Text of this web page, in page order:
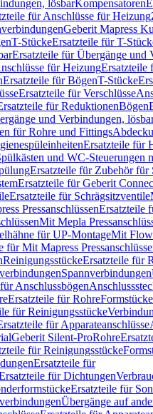
lösbarKompensatoren
für Anschlüsse für Heizung
Geberit Mapress
T-StückeErsatzteile für T-
Ersatzteile für Übergänge und
für HeizungErsatzteile
Ersatzteile für BögenT-Stücke
Ersatzteile für Verschlüsse
für ReduktionenBögen
und Verbindungen,
für Rohre und Fittings
Ersatzteile für
und WC-Steuerungen
Ersatzteile für Zubehör für
Ersatzteile für Geberit
Ersatzteile für Schrägsitzventile
PressanschlüssenErsatzteile
Mit Mepla
für UP-MontageMit
für Mit Mapress
ReinigungsstückeErsatzteile für
Spannverbindungen
Anschlussbögen
Ersatzteile für RohreFormstücke
für Reinigungsstücke
für Apparateanschlüsse
Geberit Silent-ProRohre
für Reinigungsstücke
Ersatzteile für
für Dichtungen
Ersatzteile für
Übergänge auf